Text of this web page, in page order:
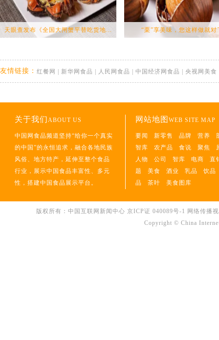
天眼查发布《全国大闸蟹平替吃货地... “栗”享美味，您这样做就对
友情链接： 红餐网 新华网食品 人民网食品 中国经济网食品 央视网美食
关于我们ABOUT US
中国网食品频道坚持“给你一个真实
的中国”的永恒追求，融合各地民族
风俗、地方特产，延伸至整个食品
行业，展示中国食品丰富性、多元
性，搭建中国食品展示平台。
网站地图 WEB SITE MAP
要闻 新零售 品牌 营养
智库
农产品 食说 聚焦
人物
公司 智库 电商
直
题
美食 酒业 乳品
饮品
品
茶叶 美食图库
版权所有：中国互联网新闻中心 京ICP证 040089号-1 网络传播
Copyright © China